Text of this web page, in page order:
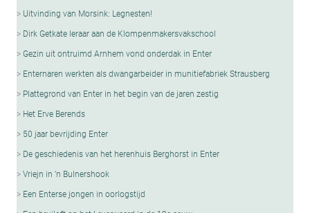
Uitvinding van Morsink: Legnesten!
Dirk Getkate leraar aan de Klompenmakersvakschool
Gezin uit ontruimd Arnhem vond onderdak in Enter
Enternaren werkten als dwangarbeider in munitiefabriek Strausberg
Plattegrond van Enter in het begin van de jaren zestig
Het Erve Berends
50 jaar bevrijding Enter
De geschiedenis van het herenhuis Berghorst in Enter
Vriejn in ’n Bulnershook
Een Enterse jongen in oorlogstijd